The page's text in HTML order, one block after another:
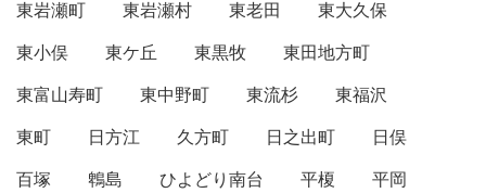
東岩瀬町 東岩瀬村 東老田
東大久保
東小俣
東ケ丘 東黒牧
東田地方町
東富山寿町
東中野町 東流杉
東福沢
東町
日方江 久方町 日之出町
日俣
百塚
鵯島 ひよどり南台 平榎
平岡